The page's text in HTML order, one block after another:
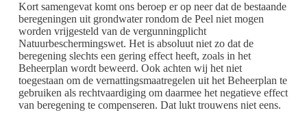
Kort samengevat komt ons beroep er op neer dat de bestaande
beregeningen uit grondwater rondom de Peel niet mogen
worden vrijgesteld van de vergunningplicht
Natuurbeschermingswet. Het is absoluut niet zo dat de
beregening slechts een gering effect heeft, zoals in het
Beheerplan wordt beweerd. Ook achten wij het niet
toegestaan om de vernattingsmaatregelen uit het Beheerplan te
gebruiken als rechtvaardiging om daarmee het negatieve effect
van beregening te compenseren. Dat lukt trouwens niet eens.